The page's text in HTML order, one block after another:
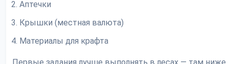
Аптечки
Крышки (местная валюта)
Материалы для крафта